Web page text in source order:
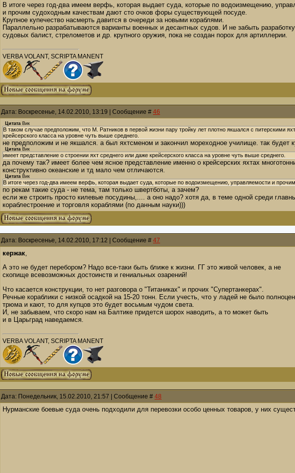
В итоге через год-два имеем верфь, которая выдает суда, которые по водоизмещению,
и прочим судоходным качествам дают сто очков форы существующей посуде.
Крупное купечество насмерть давится в очереди за новыми кораблями.
Параллельно разрабатываются варианты военных и десантных судов. И не забыть разработку
судовых балист, стрелометов и др. крупного оружия, пока не создан порох для артиллерии.
VERBA VOLANT, SCRIPTA MANENT
Дата: Воскресенье, 14.02.2010, 13:19 | Сообщение # 46
Цитата Вик
В таком случае предположим, что М. Ратников в первой жизни пару тройку лет плотно якшался с питерскими
крейсерского класса на уровне чуть выше среднего.
не предположим и не якшался. а был яхтсменом и закончил мореходное училище. так будет
Цитата Вик
имеет представление о строении яхт среднего или даже крейсерского класса на уровне чуть выше среднего.
да почему так? имеет более чем ясное представление именно о крейсерских яхтах
конструктивно океанские и тд мало чем отличаются.
Цитата Вик
В итоге через год-два имеем верфь, которая выдает суда, которые по водоизмещению, управляемости и
по рекам такие суда - не тема, там только швертботы, а зачем?
если же строить просто килевые посудины,.... а оно надо? хотя да, в теме одной среди
кораблестроение и торговля кораблями (по данным науки)))
Дата: Воскресенье, 14.02.2010, 17:12 | Сообщение # 47
кержак,
А это не будет перебором? Надо все-таки быть ближе к жизни. ГГ это живой человек, а не
скопище всевозможных достоинств и гениальных озарений!
Что касается конструкции, то нет разговора о "Титаниках" и прочих "Супертанкерах".
Речные кораблики с низкой осадкой на 15-20 тонн. Если учесть, что у ладей не было
трюма и кают, то для купцов это будет восьмым чудом света.
И, не забываем, что скоро нам на Балтике придется шорох наводить, а то может быть
и в Царьград наведаемся.
VERBA VOLANT, SCRIPTA MANENT
Дата: Понедельник, 15.02.2010, 21:57 | Сообщение # 48
Нурманские боевые суда очень подходили для перевозки особо ценных товаров, у них